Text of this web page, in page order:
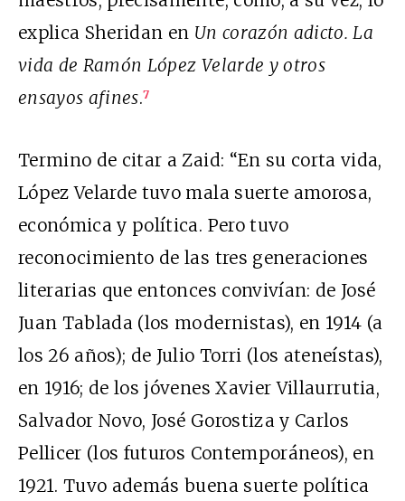
explica Sheridan en Un corazón adicto. La
vida de Ramón López Velarde y otros
ensayos afines.7
Termino de citar a Zaid: “En su corta vida,
López Velarde tuvo mala suerte amorosa,
económica y política. Pero tuvo
reconocimiento de las tres generaciones
literarias que entonces convivían: de José
Juan Tablada (los modernistas), en 1914 (a
los 26 años); de Julio Torri (los ateneístas),
en 1916; de los jóvenes Xavier Villaurrutia,
Salvador Novo, José Gorostiza y Carlos
Pellicer (los futuros Contemporáneos), en
1921. Tuvo además buena suerte política